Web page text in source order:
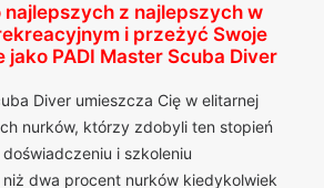
najlepszych z najlepszych w
i przeżyć Swoje
jako PADI Master Scuba Diver
Diver umieszcza Cię w elitarnej
nurków, którzy zdobyli ten stopień
i szkoleniu
niż dwa procent nurków kiedykolwiek